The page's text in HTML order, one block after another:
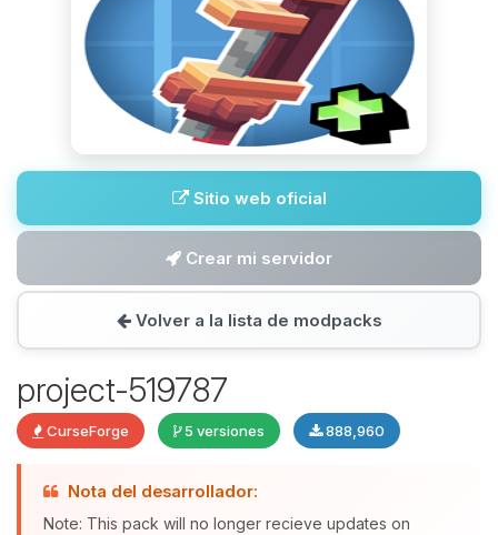
Sitio web oficial
Crear mi servidor
Volver a la lista de modpacks
project-519787
CurseForge 5 versiones 888,960
Nota del desarrollador:
Note: This pack will no longer recieve updates on
Yupi, por fin alguien con quien
hablar! Soy Choupy, tu pequeno
asistente de BoxToPlay. Cuentame
que necesitas y moveré mis
pequenos circuitos para ayudarte.
07/08/2026 22:15